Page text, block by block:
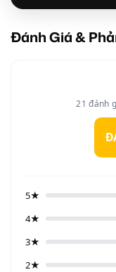
Đánh Giá &
21 đánh
5★
4★
3★
2★